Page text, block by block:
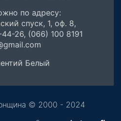
по адресу:
спуск, 1, оф. 8,
26, (066) 100 8191
Белый
© 2000 - 2024